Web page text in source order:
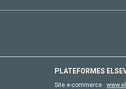
PLATEFORMES
Site e-commerce :